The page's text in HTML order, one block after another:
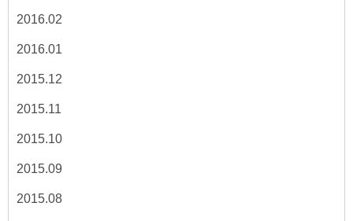
2016.02
2016.01
2015.12
2015.11
2015.10
2015.09
2015.08